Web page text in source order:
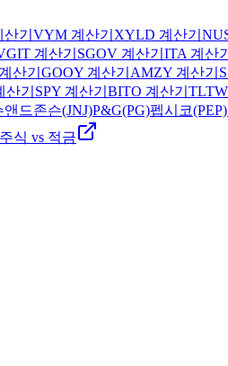
기 VYM 계산기 XYLD 계산기
계산기 SGOV 계산기 ITA 계산기
산기 GOOY 계산기 AMZY 계산기
산기 SPY 계산기 BITO 계산기 TLTW
앤드존슨(JNJ)P&G(PG)펩시코(PEP)
주식 vs 적금